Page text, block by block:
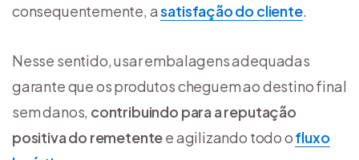
consequentemente, asatisfação do cliente.
Nesse sentido, usar embalagens adequadas
garante que os produtos cheguem ao destino final
sem danos, contribuindo para a reputação
positiva do remetentee agilizando todo ofluxo